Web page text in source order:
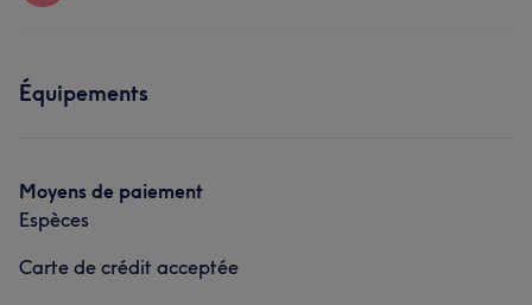
Équipements
Moyens de paiement
Espèces
Carte de crédit acceptée